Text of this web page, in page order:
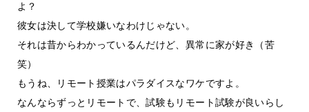
よ？
彼女は決して学校嫌いなわけじゃない。
それは昔からわかっているんだけど、異常に家が好き（苦
笑）
もうね、リモート授業はパラダイスなワケですよ。
なんならずっとリモートで、試験もリモート試験が良いらし